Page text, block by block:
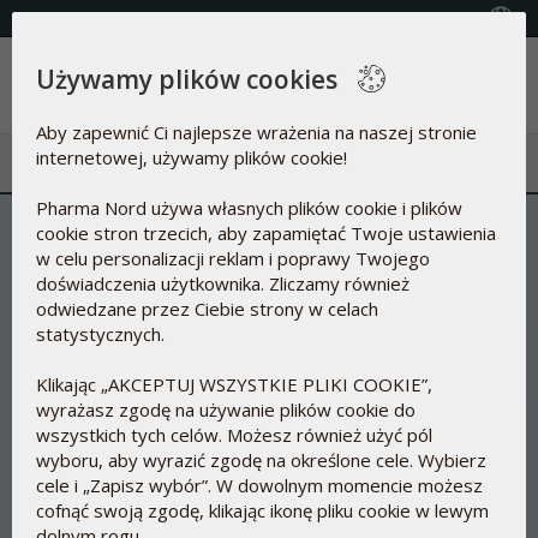
(+48) 22 615 27 22
Menu
Używamy plików cookies
Aby zapewnić Ci najlepsze wrażenia na naszej stronie
internetowej, używamy plików cookie!
Pharma Nord używa własnych plików cookie i plików
cookie stron trzecich, aby zapamiętać Twoje ustawienia
w celu personalizacji reklam i poprawy Twojego
doświadczenia użytkownika. Zliczamy również
odwiedzane przez Ciebie strony w celach
statystycznych.
Klikając „AKCEPTUJ WSZYSTKIE PLIKI COOKIE”,
wyrażasz zgodę na używanie plików cookie do
wszystkich tych celów. Możesz również użyć pól
wyboru, aby wyrazić zgodę na określone cele. Wybierz
cele i „Zapisz wybór”. W dowolnym momencie możesz
cofnąć swoją zgodę, klikając ikonę pliku cookie w lewym